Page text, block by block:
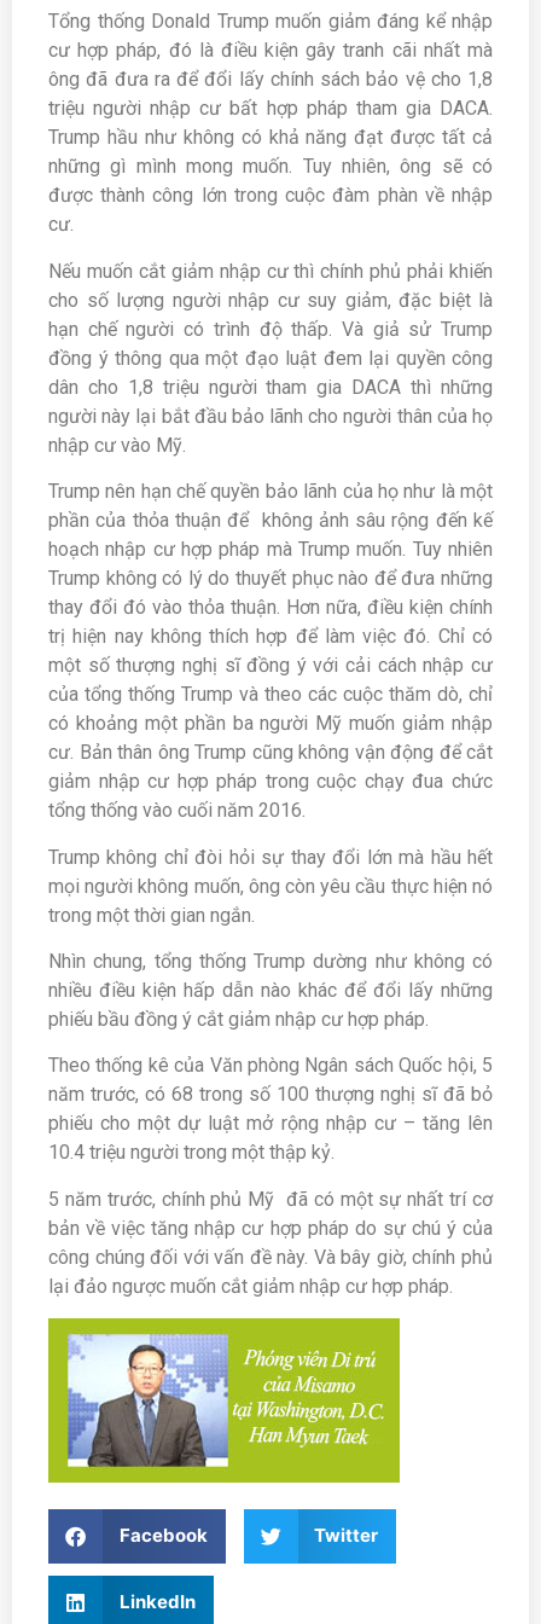
Tổng thống Donald Trump muốn giảm đáng kể nhập
cư hợp pháp, đó là điều kiện gây tranh cãi nhất mà
ông đã đưa ra để đổi lấy chính sách bảo vệ cho 1,8
triệu người nhập cư bất hợp pháp tham gia DACA.
Trump hầu như không có khả năng đạt được tất cả
những gì mình mong muốn. Tuy nhiên, ông sẽ có
được thành công lớn trong cuộc đàm phàn về nhập
cư.
Nếu muốn cắt giảm nhập cư thì chính phủ phải khiến
cho số lượng người nhập cư suy giảm, đặc biệt là
hạn chế người có trình độ thấp. Và giả sử Trump
đồng ý thông qua một đạo luật đem lại quyền công
dân cho 1,8 triệu người tham gia DACA thì những
người này lại bắt đầu bảo lãnh cho người thân của họ
nhập cư vào Mỹ.
Trump nên hạn chế quyền bảo lãnh của họ như là một
phần của thỏa thuận để không ảnh sâu rộng đến kế
hoạch nhập cư hợp pháp mà Trump muốn. Tuy nhiên
Trump không có lý do thuyết phục nào để đưa những
thay đổi đó vào thỏa thuận. Hơn nữa, điều kiện chính
trị hiện nay không thích hợp để làm việc đó. Chỉ có
một số thượng nghị sĩ đồng ý với cải cách nhập cư
của tổng thống Trump và theo các cuộc thăm dò, chỉ
có khoảng một phần ba người Mỹ muốn giảm nhập
cư. Bản thân ông Trump cũng không vận động để cắt
giảm nhập cư hợp pháp trong cuộc chạy đua chức
tổng thống vào cuối năm 2016.
Trump không chỉ đòi hỏi sự thay đổi lớn mà hầu hết
mọi người không muốn, ông còn yêu cầu thực hiện nó
trong một thời gian ngắn.
Nhìn chung, tổng thống Trump dường như không có
nhiều điều kiện hấp dẫn nào khác để đổi lấy những
phiếu bầu đồng ý cắt giảm nhập cư hợp pháp.
Theo thống kê của Văn phòng Ngân sách Quốc hội, 5
năm trước, có 68 trong số 100 thượng nghị sĩ đã bỏ
phiếu cho một dự luật mở rộng nhập cư – tăng lên
10.4 triệu người trong một thập kỷ.
5 năm trước, chính phủ Mỹ đã có một sự nhất trí cơ
bản về việc tăng nhập cư hợp pháp do sự chú ý của
công chúng đối với vấn đề này. Và bây giờ, chính phủ
lại đảo ngược muốn cắt giảm nhập cư hợp pháp.
Facebook Twitter
LinkedIn